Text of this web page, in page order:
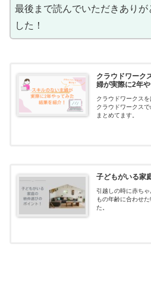
最後まで読んでいただきありが
した！
クラウドワーク
婦が実際に2年
クラウドワークスを
クラウドワークス
まとめてます。
子どもがいる家
引越しの時に赤ち
もの年齢に合わせ
た。